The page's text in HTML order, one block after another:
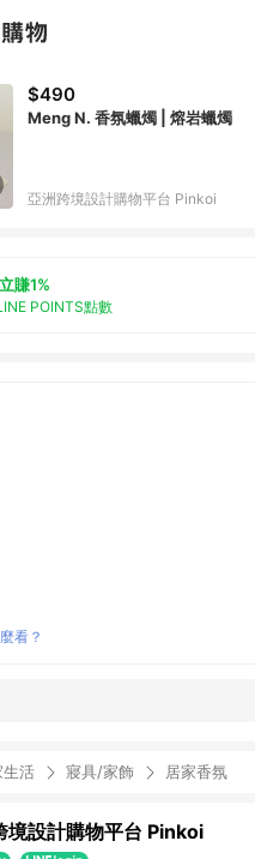
$490
Meng N. 香氛蠟燭 | 熔岩蠟燭
亞洲跨境設計購物平台 Pinkoi
賺1%
POINTS點數
看？
生活 寢具/家飾 居家香氛
境設計購物平台 Pinkoi